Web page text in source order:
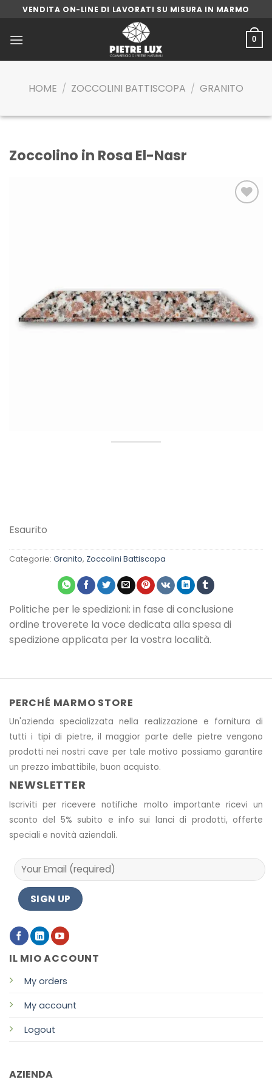
content
VENDITA ON-LINE DI LAVORATI SU MISURA IN MARMO
0
HOME / ZOCCOLINI BATTISCOPA / GRANITO
Zoccolino in Rosa El-Nasr
Esaurito
Categorie: Granito, Zoccolini Battiscopa
Politiche per le spedizioni: in fase di conclusione
ordine troverete la voce dedicata alla spesa di
spedizione applicata per la vostra località.
PERCHÉ MARMO STORE
Un'azienda specializzata nella realizzazione e fornitura di
tutti i tipi di pietre, il maggior parte delle pietre vengono
prodotti nei nostri cave per tale motivo possiamo garantire
un prezzo imbattibile, buon acquisto.
IL MIO ACCOUNT
My orders
My account
Logout
AZIENDA
NEWSLETTER
Iscriviti per ricevere notifiche molto importante ricevi un
sconto del 5% subito e info sui lanci di prodotti, offerte
speciali e novità aziendali.